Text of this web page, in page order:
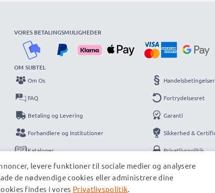
VORES BETALINGSMULIGHEDER
OM SUBTEL
Om Os
FAQ
Betaling og Levering
Forhandlere og Institutioner
Kataloger
Kontakt
Handelsbetingelser
Fortrydelsesret
Garanti
Sikkerhed &
Privatlivspolitik
Information
levere funktioner til sociale medier og analysere
de nødvendige cookies eller administrere dine
findes i vores Privatlivspolitik.